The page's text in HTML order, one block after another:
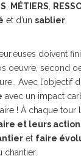
MÉTIERS
et d’un sablier
doivent
oeuvre, second
Avec l’objectif
avec un impact
! À chaque tour
et leurs
et faire
chantier.